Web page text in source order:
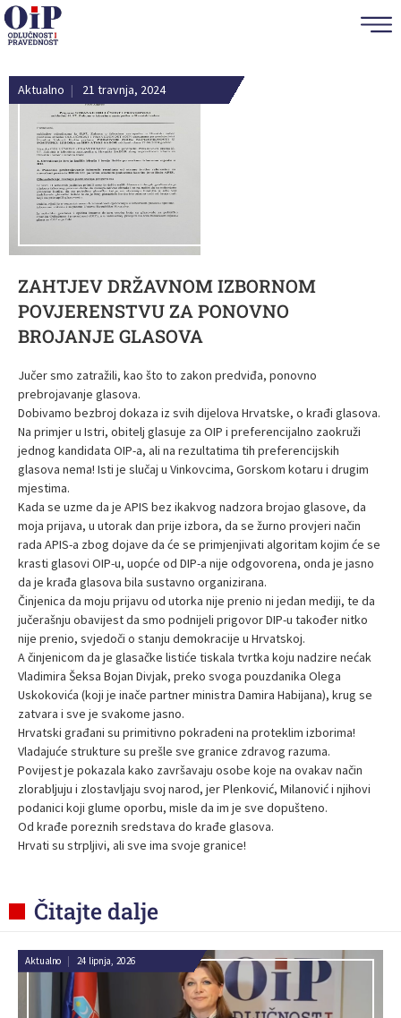
Aktualno | 21 travnja, 2024
ZAHTJEV DRŽAVNOM IZBORNOM
POVJERENSTVU ZA PONOVNO
BROJANJE GLASOVA
Jučer smo zatražili, kao što to zakon predviđa, ponovno
prebrojavanje glasova.
Dobivamo bezbroj dokaza iz svih dijelova Hrvatske, o krađi glasova.
Na primjer u Istri, obitelj glasuje za OIP i preferencijalno zaokruži
jednog kandidata OIP-a, ali na rezultatima tih preferencijskih
glasova nema! Isti je slučaj u Vinkovcima, Gorskom kotaru i drugim
mjestima.
Kada se uzme da je APIS bez ikakvog nadzora brojao glasove, da
moja prijava, u utorak dan prije izbora, da se žurno provjeri način
rada APIS-a zbog dojave da će se primjenjivati algoritam kojim će se
krasti glasovi OIP-u, uopće od DIP-a nije odgovorena, onda je jasno
da je krađa glasova bila sustavno organizirana.
Činjenica da moju prijavu od utorka nije prenio ni jedan mediji, te da
jučerašnju obavijest da smo podnijeli prigovor DIP-u također nitko
nije prenio, svjedoči o stanju demokracije u Hrvatskoj.
A činjenicom da je glasačke listiće tiskala tvrtka koju nadzire nećak
Vladimira Šeksa Bojan Divjak, preko svoga pouzdanika Olega
Uskokovića (koji je inače partner ministra Damira Habijana), krug se
zatvara i sve je svakome jasno.
Hrvatski građani su primitivno pokradeni na proteklim izborima!
Vladajuće strukture su prešle sve granice zdravog razuma.
Povijest je pokazala kako završavaju osobe koje na ovakav način
zlorabljuju i zlostavljaju svoj narod, jer Plenković, Milanović i njihovi
podanici koji glume oporbu, misle da im je sve dopušteno.
Od krađe poreznih sredstava do krađe glasova.
Hrvati su strpljivi, ali sve ima svoje granice!
Čitajte dalje
Aktualno | 24 lipnja, 2026